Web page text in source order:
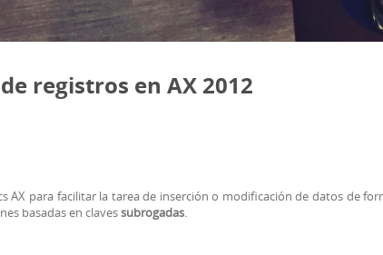
registros en AX 2012
AX para facilitar la tarea de inserción o modificación de datos de
basadas en clavessubrogadas.